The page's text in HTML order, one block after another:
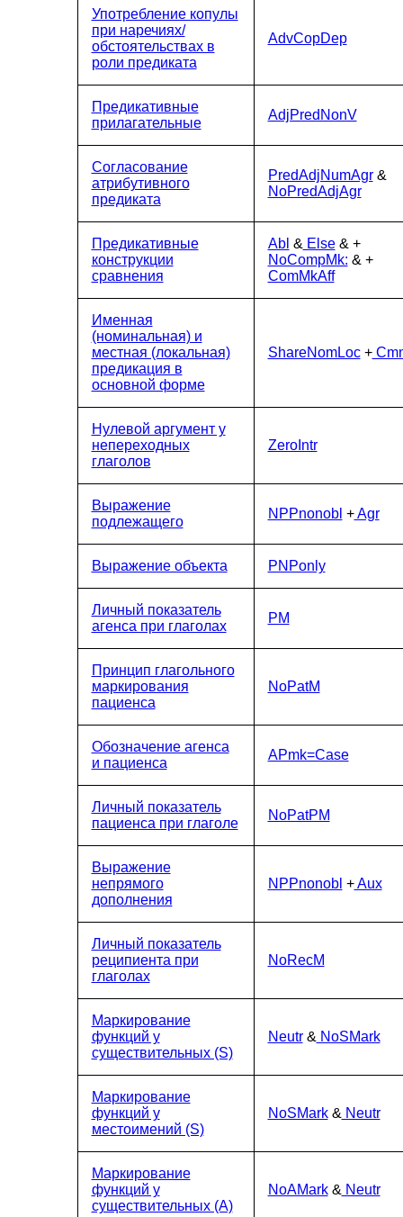
Употребление копулы
при наречиях/
обстоятельствах в
роли предиката
AdvCopDep
Предикативные
прилагательные
AdjPredNonV
Согласование
атрибутивного
предиката
PredAdjNumAgr &
NoPredAdjAgr
Предикативные
конструкции
сравнения
Abl & Else & +
NoCompMk: & +
ComMkAff
Именная
(номинальная) и
местная (локальная)
предикация в
основной форме
ShareNomLoc +
Нулевой аргумент у
непереходных
глаголов
ZeroIntr
Выражение
подлежащего
NPPnonobl +Agr
Выражение объекта PNPonly
Личный показатель
агенса при глаголах
PM
Принцип глагольного
маркирования
пациенса
NoPatM
Обозначение агенса
и пациенса
APmk=Case
Личный показатель
пациенса при глаголе
NoPatPM
Выражение
непрямого
дополнения
NPPnonobl +Aux
Личный показатель
реципиента при
глаголах
NoRecM
Маркирование
функций у
существительных (S)
Neutr & NoSMark
Маркирование
функций у
местоимений (S)
NoSMark & Neutr
Маркирование
функций у
существительных (А)
NoAMark & Neutr